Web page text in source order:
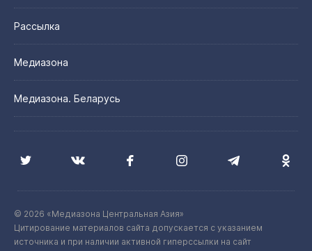
Рассылка
Медиазона
Медиазона. Беларусь
© 2026 «Медиазона Центральная Азия»
Цитирование материалов сайта допускается с указанием
источника и при наличии активной гиперссылки на сайт